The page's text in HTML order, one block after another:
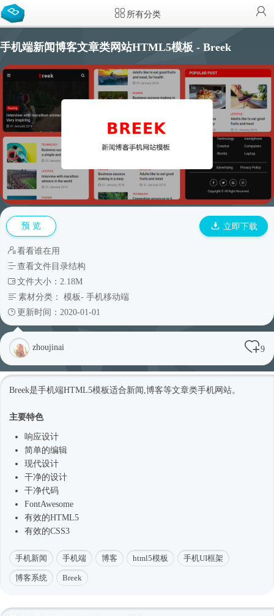
所有分类
手机端新闻博客文章类网站HTML5模板 - Breek
预 览 立即下载
看看谁在用
查看文件目录结构
文件大小：2.18M
素材分类： 模板- 手机移动端
更新时间：2020-01-01
zhoujinai 9
Breek是手机端HTML5模板适合新闻,博客等文章类手机网站。
主要特色
响应设计
简单的编辑
现代设计
干净的设计
干净代码
FontAwesome
有效的HTML5
有效的CSS3
手机新闻 手机端 博客 html5模板 手机UI框架
博客系统 Breek